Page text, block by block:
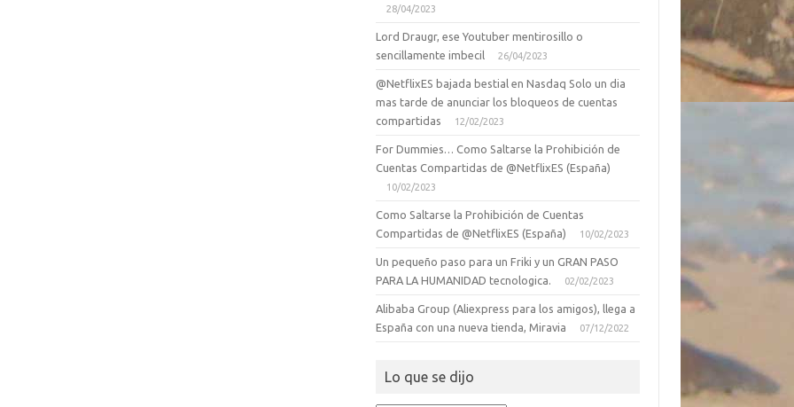
28/04/2023
Lord Draugr, ese Youtuber mentirosillo o
sencillamente imbecil
26/04/2023
@NetflixES bajada bestial en Nasdaq Solo un dia
mas tarde de anunciar los bloqueos de cuentas
compartidas
12/02/2023
For Dummies… Como Saltarse la Prohibición de
Cuentas Compartidas de @NetflixES (España)
10/02/2023
Como Saltarse la Prohibición de Cuentas
Compartidas de @NetflixES (España)
10/02/2023
Un pequeño paso para un Friki y un GRAN PASO
PARA LA HUMANIDAD tecnologica.
02/02/2023
Alibaba Group (Aliexpress para los amigos), llega a
España con una nueva tienda, Miravia
07/12/2022
Lo que se dijo